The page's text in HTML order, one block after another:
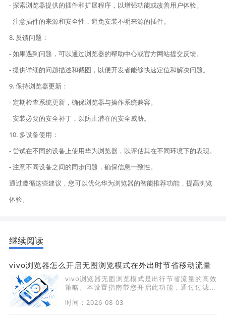
- 探索浏览器提供的插件和扩展程序，以增强功能或改善用户体验。
- 注意插件的来源和安全性，避免安装不明来源的插件。
8. 反馈问题：
- 如果遇到问题，可以通过浏览器的帮助中心或官方网站提交反馈。
- 提供详细的问题描述和截图，以便开发者能够快速定位和解决问题。
9. 保持浏览器更新：
- 定期检查系统更新，确保浏览器与操作系统兼容。
- 安装必要的安全补丁，以防止潜在的安全威胁。
10. 多设备使用：
- 尝试在不同的设备上使用华为浏览器，以评估其在不同环境下的表现。
- 注意不同设备之间的同步问题，确保信息一致性。
通过遵循这些建议，您可以优化华为浏览器的智能推荐功能，提高浏览
体验。
继续阅读
vivo浏览器怎么开启无图浏览模式在外出时节省移动流量
vivo浏览器无图浏览模式是出行节省流量的高效
策略。本设置指南带您开启此功能，通过过滤页
耗，保障网页浏览流畅度。
时间：2026-08-03